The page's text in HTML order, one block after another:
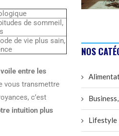
de sommeil,
de vie plus sain,
voile entre les
vous transmettre
c’est
intuition plus
NOS
Lifestyle